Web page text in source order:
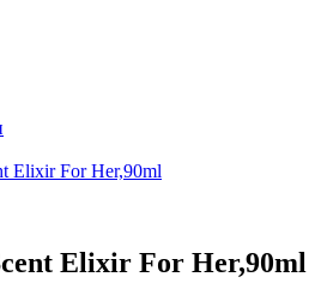
Elixir For Her,90ml
Elixir For Her,90ml